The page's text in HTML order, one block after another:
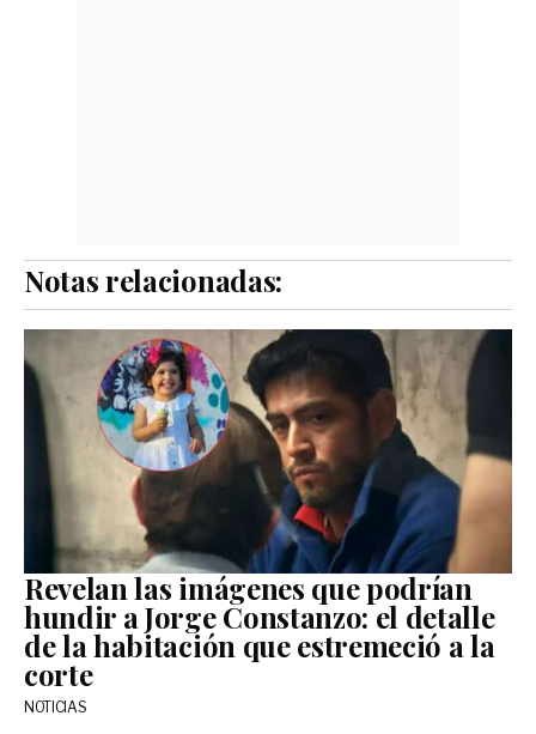
Notas relacionadas:
Revelan las imágenes que podrían
hundir a Jorge Constanzo: el detalle
de la habitación que estremeció a la
corte
NOTICIAS